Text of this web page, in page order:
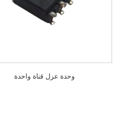
وحدة عزل قناة واحدة